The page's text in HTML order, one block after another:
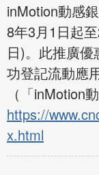
inMotion動感
8年3月1日起
日)。此推廣
功登記流動應
（「inMotion
https://
x.html